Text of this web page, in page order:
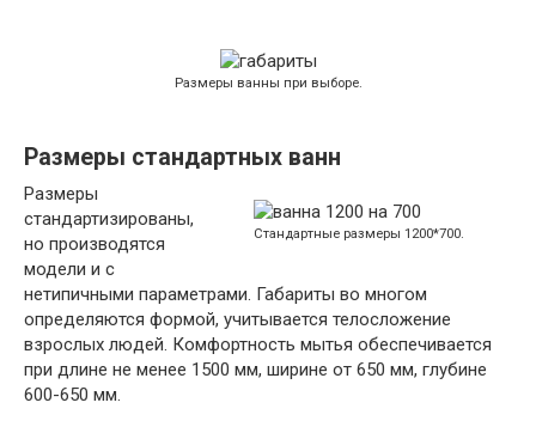
Размеры ванны при выборе.
Размеры стандартных ванн
Стандартные размеры 1200*700.
Размеры
стандартизированы,
но производятся
модели и с
нетипичными параметрами. Габариты во многом
определяются формой, учитывается телосложение
взрослых людей. Комфортность мытья обеспечивается
при длине не менее 1500 мм, ширине от 650 мм, глубине
600-650 мм.